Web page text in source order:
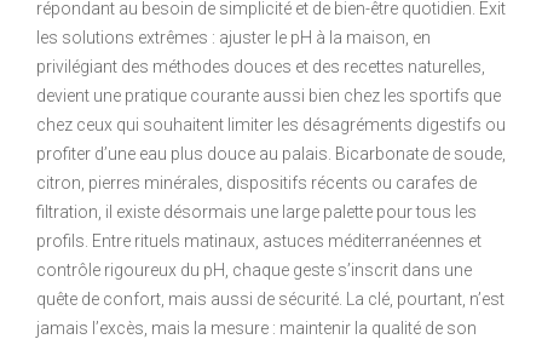
répondant au besoin de simplicité et de bien-être quotidien. Exit
les solutions extrêmes : ajuster le pH à la maison, en
privilégiant des méthodes douces et des recettes naturelles,
devient une pratique courante aussi bien chez les sportifs que
chez ceux qui souhaitent limiter les désagréments digestifs ou
profiter d’une eau plus douce au palais. Bicarbonate de soude,
citron, pierres minérales, dispositifs récents ou carafes de
filtration, il existe désormais une large palette pour tous les
profils. Entre rituels matinaux, astuces méditerranéennes et
contrôle rigoureux du pH, chaque geste s’inscrit dans une
quête de confort, mais aussi de sécurité. La clé, pourtant, n’est
jamais l’excès, mais la mesure : maintenir la qualité de son